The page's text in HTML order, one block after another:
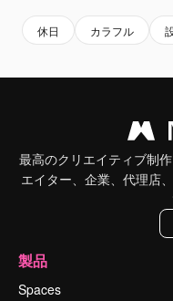
休日 カラフル
最高のクリエイティブ制
エイター、企業、代理店
製品
Spaces